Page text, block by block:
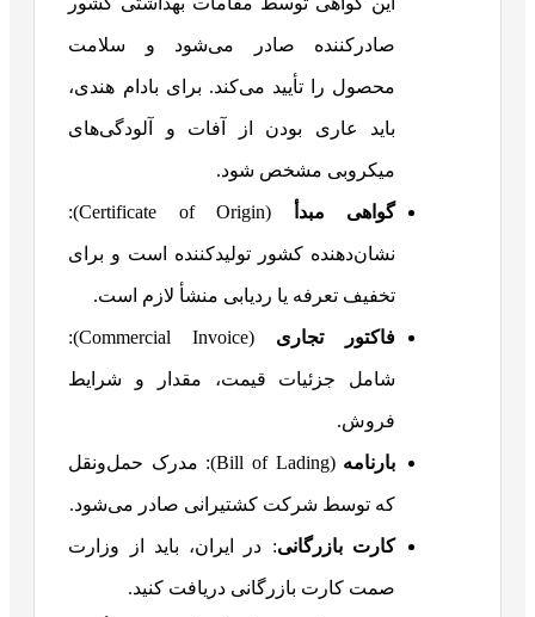
صادرکننده صادر می‌شود و سلامت
محصول را تأیید می‌کند. برای بادام هندی،
باید عاری بودن از آفات و آلودگی‌های
میکروبی مشخص شود.
گواهی مبدأ (Certificate of Origin):
نشان‌دهنده کشور تولیدکننده است و برای
تخفیف تعرفه یا ردیابی منشأ لازم است.
فاکتور تجاری (Commercial Invoice):
شامل جزئیات قیمت، مقدار و شرایط
فروش.
بارنامه (Bill of Lading): مدرک حمل‌ونقل
که توسط شرکت کشتیرانی صادر می‌شود.
کارت بازرگانی: در ایران، باید از وزارت
صمت کارت بازرگانی دریافت کنید.